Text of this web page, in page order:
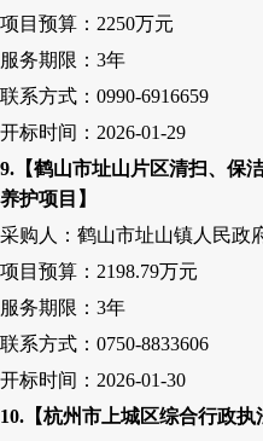
项目预算： 2250万元
服务期限： 3年
联系方式： 0990-6916659
开标时间： 2026-01-29
9.【鹤山市址山片区清扫、保
养护项目】
采购人
：鹤山市址山镇人民政
项目预算： 2198.79万元
服务期限： 3年
联系方式： 0750-8833606
开标时间： 2026-01-30
10.【杭州市上城区综合行政执